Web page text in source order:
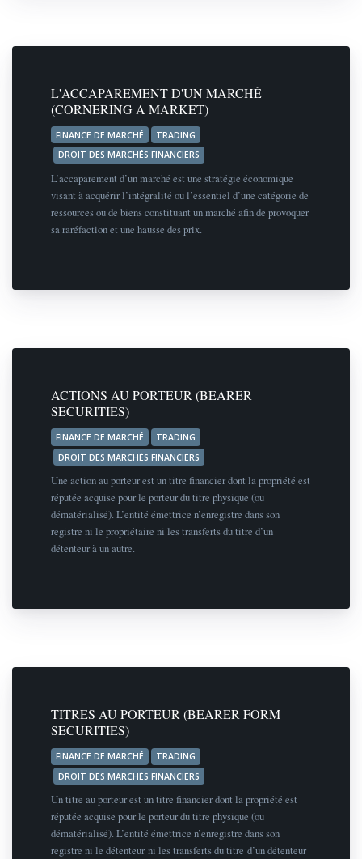
L'ACCAPAREMENT D'UN MARCHÉ
(CORNERING A MARKET)
FINANCE DE MARCHÉ
TRADING
DROIT DES MARCHÉS FINANCIERS
L’accaparement d’un marché est une stratégie économique
visant à acquérir l’intégralité ou l’essentiel d’une catégorie de
ressources ou de biens constituant un marché afin de provoquer
sa raréfaction et une hausse des prix.
ACTIONS AU PORTEUR (BEARER
SECURITIES)
FINANCE DE MARCHÉ
TRADING
DROIT DES MARCHÉS FINANCIERS
Une action au porteur est un titre financier dont la propriété est
réputée acquise pour le porteur du titre physique (ou
dématérialisé). L’entité émettrice n’enregistre dans son
registre ni le propriétaire ni les transferts du titre d’un
détenteur à un autre.
TITRES AU PORTEUR (BEARER FORM
SECURITIES)
FINANCE DE MARCHÉ
TRADING
DROIT DES MARCHÉS FINANCIERS
Un titre au porteur est un titre financier dont la propriété est
réputée acquise pour le porteur du titre physique (ou
dématérialisé). L’entité émettrice n’enregistre dans son
registre ni le détenteur ni les transferts du titre d’un détenteur